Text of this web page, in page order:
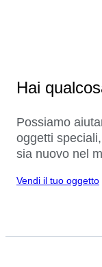
Hai
Possiamo
oggetti
sia nuovo nel
Vendi il tuo oggetto